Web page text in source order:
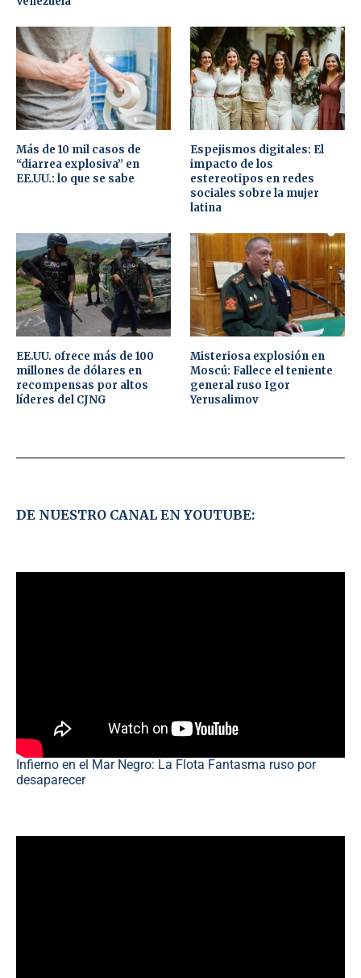
Más de 10 mil casos de
“diarrea explosiva” en
EE.UU.: lo que se sabe
Espejismos digitales: El
impacto de los
estereotipos en redes
sociales sobre la mujer
latina
EE.UU. ofrece más de 100
millones de dólares en
recompensas por altos
líderes del CJNG
Misteriosa explosión en
Moscú: Fallece el teniente
general ruso Igor
Yerusalimov
DE NUESTRO CANAL EN YOUTUBE:
Infierno en el Mar Negro: La Flota Fantasma ruso por
desaparecer